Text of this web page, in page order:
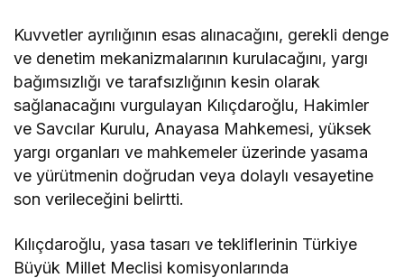
Kuvvetler ayrılığının esas alınacağını, gerekli denge
ve denetim mekanizmalarının kurulacağını, yargı
bağımsızlığı ve tarafsızlığının kesin olarak
sağlanacağını vurgulayan Kılıçdaroğlu, Hakimler
ve Savcılar Kurulu, Anayasa Mahkemesi, yüksek
yargı organları ve mahkemeler üzerinde yasama
ve yürütmenin doğrudan veya dolaylı vesayetine
son verileceğini belirtti.
Kılıçdaroğlu, yasa tasarı ve tekliflerinin Türkiye
Büyük Millet Meclisi komisyonlarında